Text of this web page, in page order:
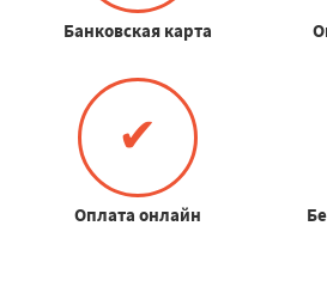
Банковская карта
✔
Оплата онлайн